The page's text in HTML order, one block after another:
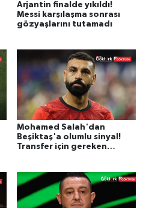
Arjantin finalde yıkıldı!
Messi karşılaşma sonrası
gözyaşlarını tutamadı
Mohamed Salah'dan
Beşiktaş'a olumlu sinyal!
Transfer için gereken